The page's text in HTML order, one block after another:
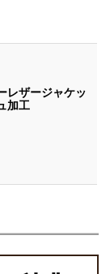
レザージャケッ
加工